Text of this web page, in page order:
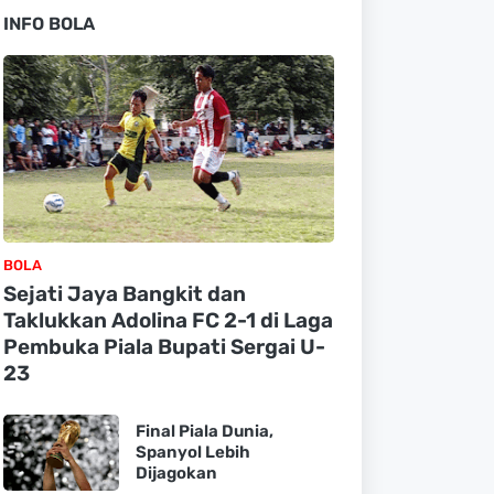
INFO BOLA
BOLA
Sejati Jaya Bangkit dan
Taklukkan Adolina FC 2-1 di Laga
Pembuka Piala Bupati Sergai U-
23
Final Piala Dunia,
Spanyol Lebih
Dijagokan